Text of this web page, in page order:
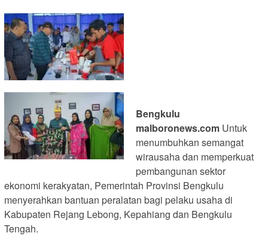
Bengkulu
malboronews.com Untuk
menumbuhkan semangat
wirausaha dan memperkuat
pembangunan sektor
ekonomi kerakyatan, Pemerintah Provinsi Bengkulu
menyerahkan bantuan peralatan bagi pelaku usaha di
Kabupaten Rejang Lebong, Kepahiang dan Bengkulu
Tengah.